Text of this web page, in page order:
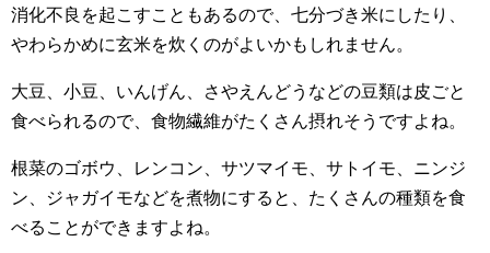
消化不良を起こすこともあるので、七分づき米にしたり、
やわらかめに玄米を炊くのがよいかもしれません。
大豆、小豆、いんげん、さやえんどうなどの豆類は皮ごと
食べられるので、食物繊維がたくさん摂れそうですよね。
根菜のゴボウ、レンコン、サツマイモ、サトイモ、ニンジ
ン、ジャガイモなどを煮物にすると、たくさんの種類を食
べることができますよね。